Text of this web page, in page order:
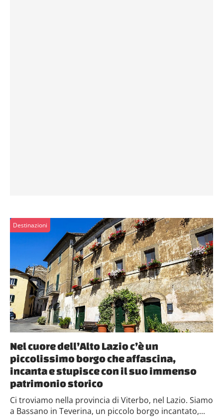
Destinazioni
Nel cuore dell’Alto Lazio c’è un
piccolissimo borgo che affascina,
incanta e stupisce con il suo immenso
patrimonio storico
Ci troviamo nella provincia di Viterbo, nel Lazio. Siamo
a Bassano in Teverina, un piccolo borgo incantato,...